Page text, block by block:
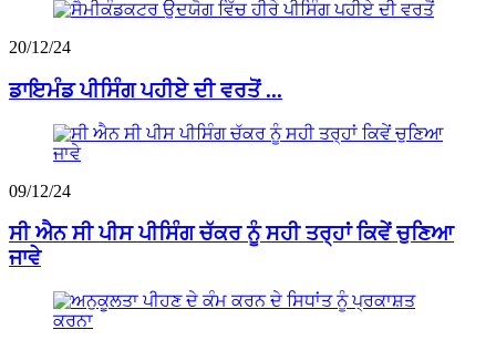
20/12/24
ਡਾਇਮੰਡ ਪੀਸਿੰਗ ਪਹੀਏ ਦੀ ਵਰਤੋਂ ...
09/12/24
ਸੀ ਐਨ ਸੀ ਪੀਸ ਪੀਸਿੰਗ ਚੱਕਰ ਨੂੰ ਸਹੀ ਤਰ੍ਹਾਂ ਕਿਵੇਂ ਚੁਣਿਆ
ਜਾਵੇ